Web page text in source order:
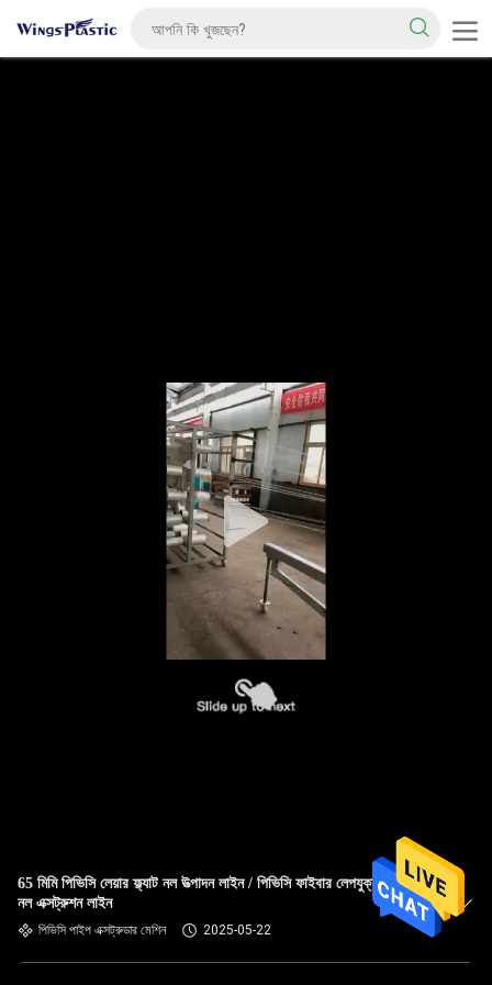
65 মিমি পিভিসি লেয়ার ফ্ল্যাট নল উত্পাদন লাইন / পিভিসি ফাইবার লেপযুক্ত ফায়ার
নল এক্সট্রুশন লাইন
পিভিসি পাইপ এক্সট্রুডার মেশিন 2025-05-22